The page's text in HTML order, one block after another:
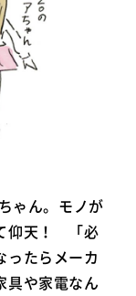
ゃん。モノが
仰天！ 「必
ったらメーカ
具や家電なん